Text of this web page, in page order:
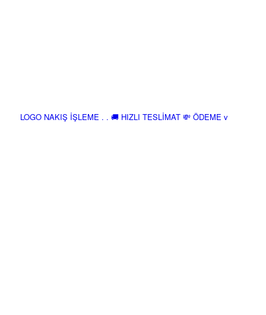
LOGO NAKIŞ İŞLEME . . 🚚 HIZLI TESLİMAT 💸 ÖDEME v